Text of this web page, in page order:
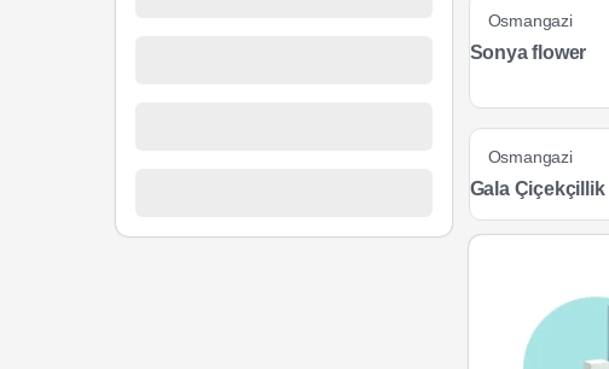
Osmangazi
Sonya flower
Osmangazi
Gala Çiçekçillik